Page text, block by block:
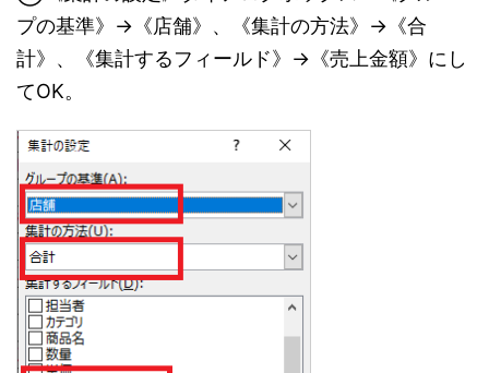
プの基準》→《店舗》、《集計の方法》→《合
計》、《集計するフィールド》→《売上金額》にし
てOK。